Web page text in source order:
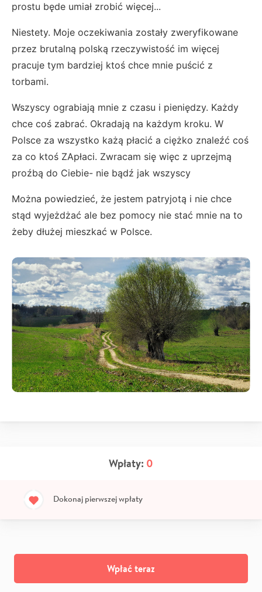
prostu będe umiał zrobić więcej...
Niestety. Moje oczekiwania zostały zweryfikowane
przez brutalną polską rzeczywistość im więcej
pracuje tym bardziej ktoś chce mnie puścić z
torbami.
Wszyscy ograbiają mnie z czasu i pieniędzy. Każdy
chce coś zabrać. Okradają na każdym kroku. W
Polsce za wszystko każą płacić a ciężko znaleźć coś
za co ktoś ZApłaci. Zwracam się więc z uprzejmą
proźbą do Ciebie- nie bądź jak wszyscy
Można powiedzieć, że jestem patryjotą i nie chce
stąd wyjeżdżać ale bez pomocy nie stać mnie na to
żeby dłużej mieszkać w Polsce.
Wpłaty: 0
Dokonaj pierwszej wpłaty
Wpłać teraz